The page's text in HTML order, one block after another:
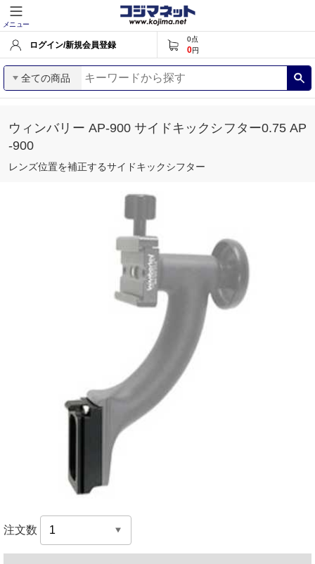
メニュー
ログイン/新規会員登録
0点
0円
全ての商品
ウィンバリー AP-900 サイドキックシフター0.75 AP
-900
レンズ位置を補正するサイドキックシフター
注文数